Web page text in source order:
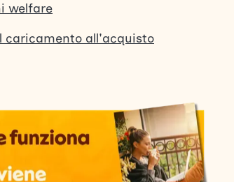
welfare
caricamento all'acquisto